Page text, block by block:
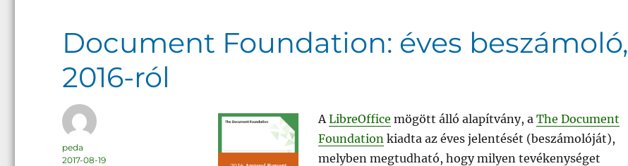
Document Foundation: éves beszámoló,
2016-ról
A LibreOffice mögött álló alapítvány, a The Document
Foundation kiadta az éves jelentését (beszámolóját),
melyben megtudható, hogy milyen tevékenységet
Szerző
peda
Közzétéve
2017-08-19